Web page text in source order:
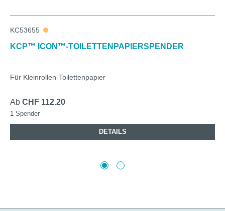
KC53655
KCP™ ICON™-TOILETTENPAPIERSPENDER
Für Kleinrollen-Toilettenpapier
Ab CHF 112.20
1 Spender
DETAILS